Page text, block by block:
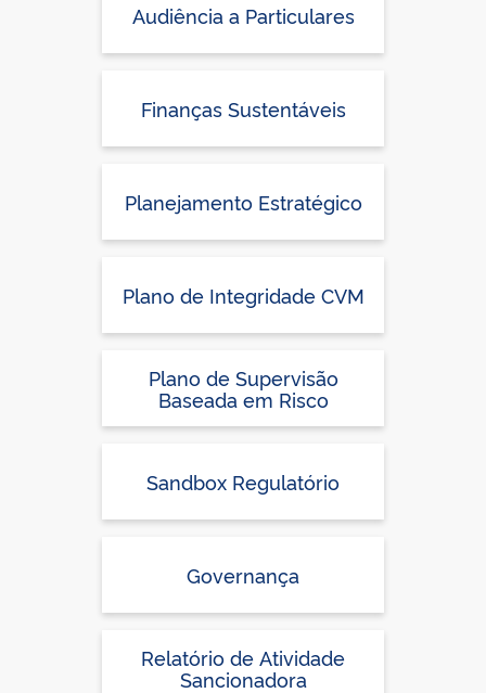
Audiência a Particulares
Finanças Sustentáveis
Planejamento Estratégico
Plano de Integridade CVM
Plano de Supervisão
Baseada em Risco
Sandbox Regulatório
Governança
Relatório de Atividade
Sancionadora